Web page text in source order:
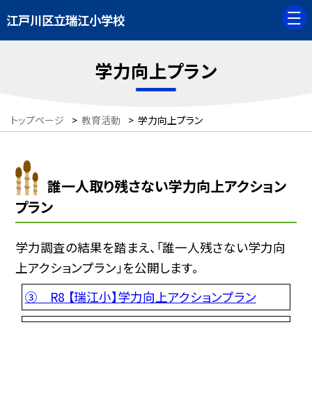
江戸川区立瑞江小学校
学力向上プラン
トップページ > 教育活動 > 学力向上プラン
誰一人取り残さない学力向上アクション
プラン
学力調査の結果を踏まえ、「誰一人残さない学力向
上アクションプラン」を公開します。
③ R8 【瑞江小】学力向上アクションプラン